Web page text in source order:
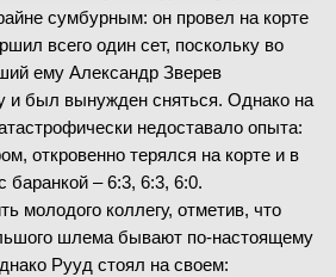
сумбурным: он провел на корте
всего один сет, поскольку во
ему Александр Зверев
и был вынужден сняться. Однако на
недоставало опыта:
откровенно терялся на корте и в
баранкой – 6:3, 6:3, 6:0.
молодого коллегу, отметив, что
шлема бывают по-настоящему
Рууд стоял на своем: